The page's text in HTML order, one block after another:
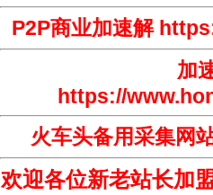
P2P商业加速解
加
https://
火车头备用采集网
欢迎各位新老站长加